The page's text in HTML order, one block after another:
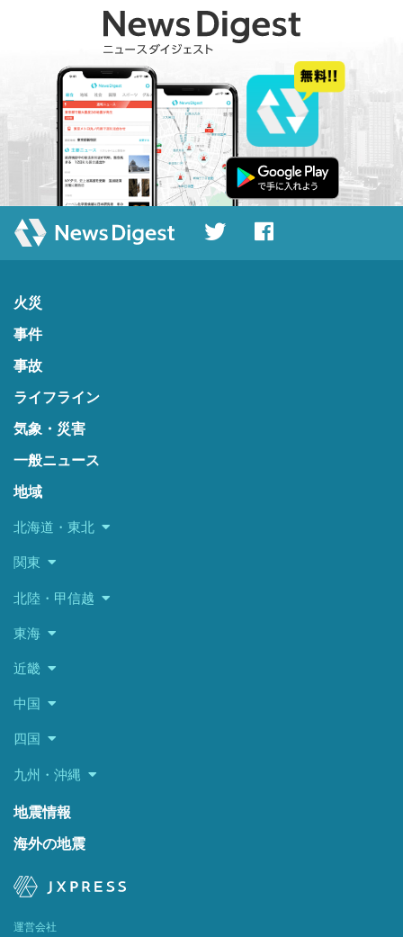
火災
事件
事故
ライフライン
気象・災害
一般ニュース
地域
北海道・東北
関東
北陸・甲信越
東海
近畿
中国
四国
九州・沖縄
地震情報
海外の地震
運営会社